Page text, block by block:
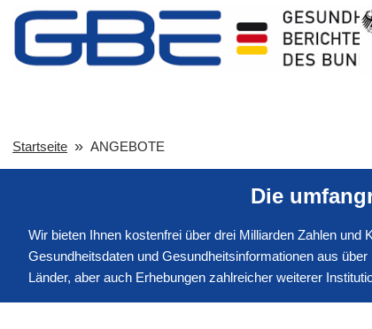
Startseite ANGEBOTE
Die
Wir bieten Ihnen kostenfrei über drei Milliarden Zahlen
Gesundheitsdaten und Gesundheitsinformationen aus
Länder, aber auch Erhebungen zahlreicher weiterer